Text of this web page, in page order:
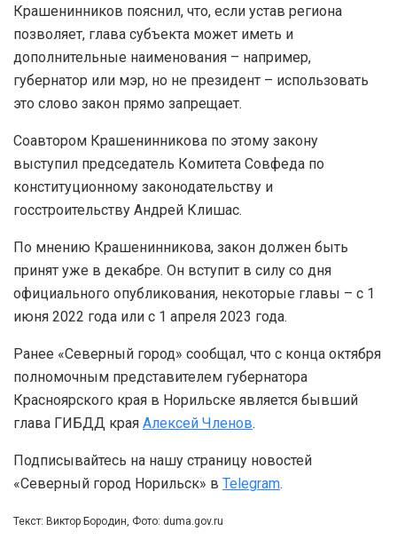
Крашенинников пояснил, что, если устав региона
позволяет, глава субъекта может иметь и
дополнительные наименования – например,
губернатор или мэр, но не президент – использовать
это слово закон прямо запрещает.
Соавтором Крашенинникова по этому закону
выступил председатель Комитета Совфеда по
конституционному законодательству и
госстроительству Андрей Клишас.
По мнению Крашенинникова, закон должен быть
принят уже в декабре. Он вступит в силу со дня
официального опубликования, некоторые главы – с 1
июня 2022 года или с 1 апреля 2023 года.
Ранее «Северный город» сообщал, что с конца октября
полномочным представителем губернатора
Красноярского края в Норильске является бывший
глава ГИБДД края Алексей Членов.
Подписывайтесь на нашу страницу новостей
«Северный город Норильск» в Telegram.
Текст: Виктор Бородин, Фото: duma.gov.ru